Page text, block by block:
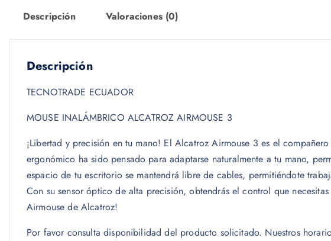
Descripción Valoraciones (0)
Descripción
TECNOTRADE ECUADOR
MOUSE INALÁMBRICO ALCATROZ AIRMOUSE 3
¡Libertad y precisión en tu mano! El Alcatroz Airmouse 3 es el
ergonómico ha sido pensado para adaptarse naturalmente a tu mano,
espacio de tu escritorio se mantendrá libre de cables, permitiéndote
Con su sensor óptico de alta precisión, obtendrás el control que
Airmouse de Alcatroz!
Por favor consulta disponibilidad del producto solicitado. Nuestros